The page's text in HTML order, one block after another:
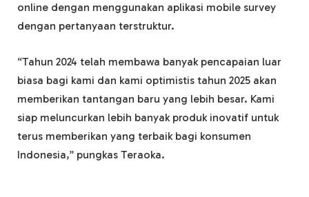
online dengan menggunakan aplikasi mobile survey
dengan pertanyaan terstruktur.
“Tahun 2024 telah membawa banyak pencapaian luar
biasa bagi kami dan kami optimistis tahun 2025 akan
memberikan tantangan baru yang lebih besar. Kami
siap meluncurkan lebih banyak produk inovatif untuk
terus memberikan yang terbaik bagi konsumen
Indonesia,” pungkas Teraoka.